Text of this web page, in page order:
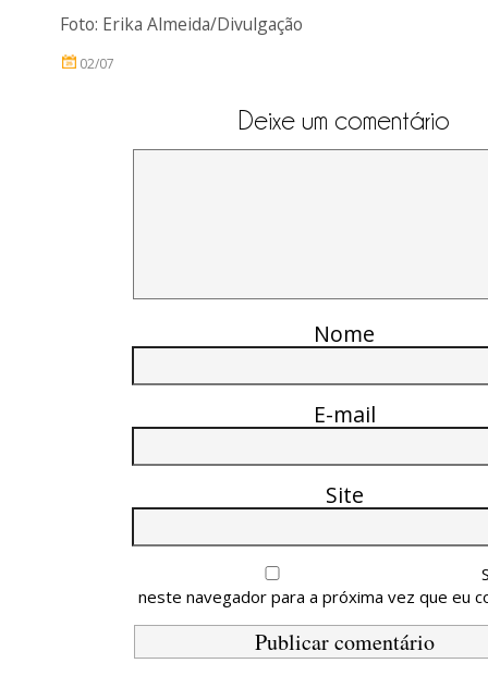
Foto: Erika Almeida/Divulgação
02/07
Deixe um comentário
Nome
E-mail
Site
neste navegador para a próxima vez que eu